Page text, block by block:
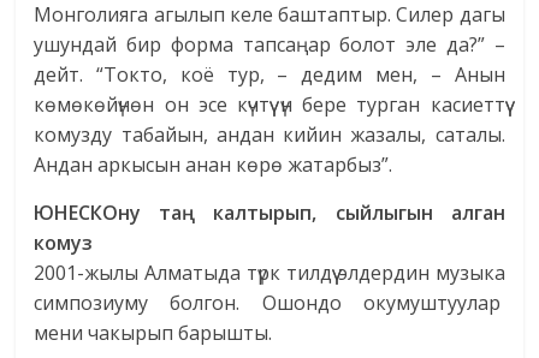
Монголияга агылып келе баштаптыр. Силер дагы
ушундай бир форма тапсаңар болот эле да?” –
дейт. “Токто, коё тур, – дедим мен, – Анын
көмөкөйүнөн он эсе күчтүү үн бере турган касиеттүү
комузду табайын, андан кийин жазалы, саталы.
Андан аркысын анан көрө жатарбыз”.
ЮНЕСКОну таң калтырып, сыйлыгын алган
комуз
2001-жылы Алматыда түрк тилдүү элдердин музыка
симпозиуму болгон. Ошондо окумуштуулар
мени чакырып барышты.